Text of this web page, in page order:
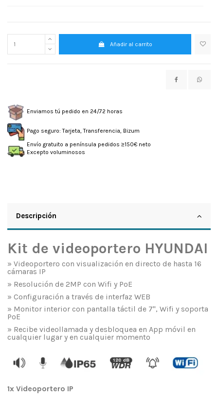
Añadir al carrito
Enviamos tú pedido en 24/72 horas
Pago seguro: Tarjeta, Transferencia, Bizum
Envío gratuito a península pedidos ≥150€ neto
Excepto voluminosos
Descripción
Kit de videoportero HYUNDAI
» Videoportero con visualización en directo de hasta 16
cámaras IP
» Resolución de 2MP con Wifi y PoE
» Configuración a través de interfaz WEB
» Monitor interior con pantalla táctil de 7", Wifi y soporta
PoE
» Recibe videollamada y desbloquea en App móvil en
cualquier lugar y en cualquier momento
1x Videoportero IP